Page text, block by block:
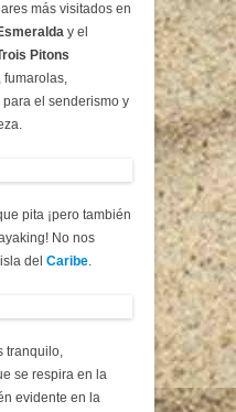
más visitados en
y el
Pitons
fumarolas,
el senderismo y
pita ¡pero también
No nos
del Caribe.
tranquilo,
se respira en la
evidente en la